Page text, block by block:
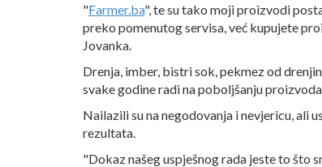
"Farmer.ba", te su tako moji proizvodi
preko pomenutog servisa, već kupujete
Jovanka.
Drenja, imber, bistri sok, pekmez od
svake godine radi na poboljšanju
Nailazili su na negodovanja i nevjericu, ali
rezultata.
"Dokaz našeg uspješnog rada jeste to što